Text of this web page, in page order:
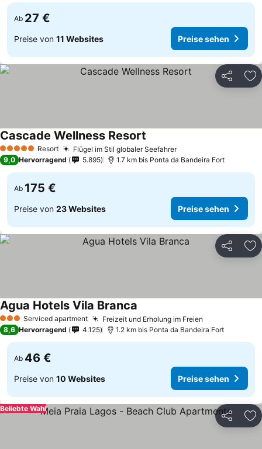
Ab 27 €
Preise von 11 Websites Preise sehen
Teilen
5 Sterne Resort Flügel im Stil globaler Seefahrer
Cascade Wellness Resort
9,0 Hervorragend 5.895 1.7 km bis Ponta da Bandeira Fort
Ab 175 €
Preise von 23 Websites Preise sehen
Teilen
3 SterneServiced apartment Freizeit und Erholung im Freien
Agua Hotels Vila Branca
8,6 Hervorragend 4.125 1.2 km bis Ponta da Bandeira Fort
Ab 46 €
Preise von 10 Websites Preise sehen
Teilen
Beliebte Wahl